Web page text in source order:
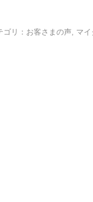
ゴリ： お客さまの声 マ